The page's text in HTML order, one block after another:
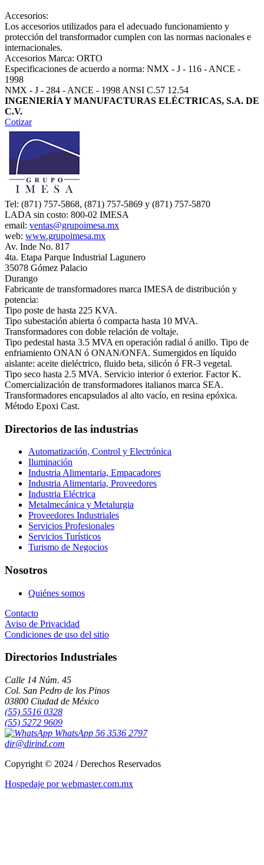
Accesorios:
Los accesorios utilizados para el adecuado funcionamiento y
protección del transformador cumplen con las normas nacionales e
internacionales.
Accesorios Marca: ORTO
Especificaciones de acuerdo a norma: NMX - J - 116 - ANCE -
1998
NMX - J - 284 - ANCE - 1998 ANSI C.57 12.54
INGENIERÍA Y MANUFACTURAS ELÉCTRICAS, S.A. DE
C.V.
Cotizar
Tel: (871) 757-5868, (871) 757-5869 y (871) 757-5870
LADA sin costo: 800-02 IMESA
email: ventas@grupoimesa.mx
web: www.grupoimesa.mx
Av. Inde No. 817
4ta. Etapa Parque Industrial Lagunero
35078 Gómez Palacio
Durango
Fabricante de transformadores marca IMESA de distribución y
potencia:
Tipo poste de hasta 225 KVA.
Tipo subestación abierta ó compacta hasta 10 MVA.
Transformadores con doble relación de voltaje.
Tipo pedestal hasta 3.5 MVA en operación radial ó anillo. Tipo de
enfriamiento ONAN ó ONAN/ONFA. Sumergidos en líquido
aislante: aceite dieléctrico, fluido beta, silicón ó FR-3 vegetal.
Tipo seco hasta 2.5 MVA. Servicio interior ó exterior. Factor K.
Comercialización de transformadores italianos marca SEA.
Transformadores encapsulados al alto vacío, en resina epóxica.
Método Epoxi Cast.
Directorios de las industrias
Automatización, Control y Electrónica
Iluminación
Industria Alimentaria, Empacadores
Industria Alimentaria, Proveedores
Industria Eléctrica
Metalmecánica y Metalurgia
Proveedores Industriales
Servicios Profesionales
Servicios Turísticos
Turismo de Negocios
Nosotros
Quiénes somos
Contacto
Aviso de Privacidad
Condiciones de uso del sitio
Directorios Industriales
Calle 14 Núm. 45
Col. San Pedro de los Pinos
03800 Ciudad de México
(55) 5516 0328
(55) 5272 9609
WhatsApp 56 3536 2797
dir@dirind.com
Copyright © 2024 / Derechos Reservados
Hospedaje por webmaster.com.mx